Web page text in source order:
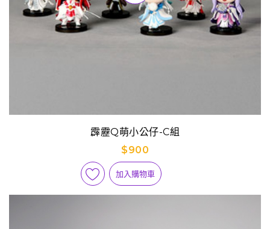
霹靂Q萌小公仔-C組
$900
加入購物車